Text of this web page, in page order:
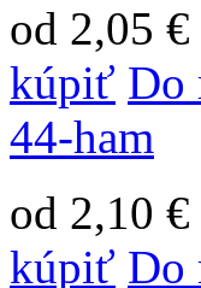
od 2,05 €
kúpiť Do
44-ham
od 2,10 €
kúpiť Do